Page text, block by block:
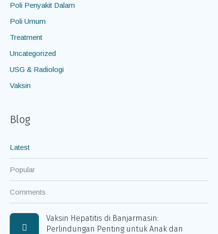
Poli Penyakit Dalam
Poli Umum
Treatment
Uncategorized
USG & Radiologi
Vaksin
Blog
Latest
Popular
Comments
Vaksin Hepatitis di Banjarmasin:
Perlindungan Penting untuk Anak dan